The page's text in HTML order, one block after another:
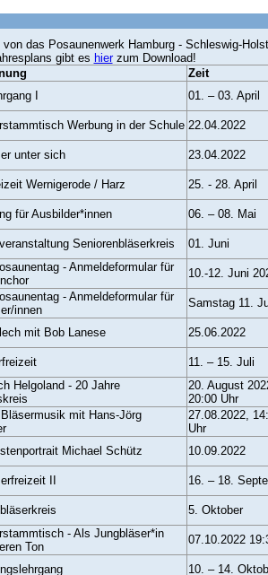
das Posaunenwerk Hamburg - Schleswig-
gibt es hierzum Download!
Zeit
I 01. – 03. April
Werbung in der Schule 22.04.2022
unter sich 23.04.2022
Wernigerode / Harz 25. - 28. April
für Ausbilder*innen 06. – 08. Mai
Seniorenbläserkreis 01. Juni
- Anmeldeformular für
10.-12. Juni
- Anmeldeformular für
innen
Samstag 11.
mit Bob Lanese 25.06.2022
11. – 15. Juli
Helgoland - 20 Jahre
20. August
20:00 Uhr
mit Hans-Jörg
27.08.2022,
Uhr
Michael Schütz 10.09.2022
II 16. – 18.
5. Oktober
- Als Jungbläser*in
Ton
07.10.2022
10. – 14.